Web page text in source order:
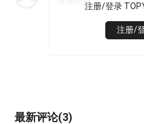
注册/登录
注册/
最新评论(3)